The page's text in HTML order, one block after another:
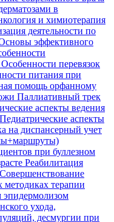
в
и химиотерапия
деятельности по
эффективного
Особенности перевязок
питания при
помощь орфанному
Паллиативный трек
аспекты ведения
Педиатрические аспекты
на диспансерный учет
при буллезном
Реабилитация
Совершенствование
методиках терапии
эпидермолизом
ухода,
десмургии при